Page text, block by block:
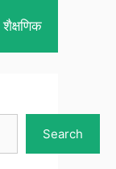
शैक्षणिक
Search